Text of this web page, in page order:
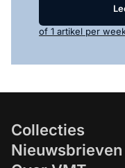
of 1 artikel per
Collecties
Nieuwsbrieven